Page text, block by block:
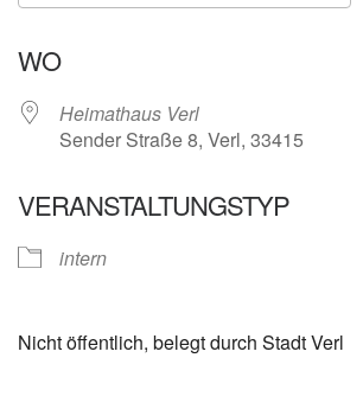
WO
Heimathaus Verl
Sender Straße 8, Verl, 33415
VERANSTALTUNGSTYP
intern
Nicht öffentlich, belegt durch Stadt Verl